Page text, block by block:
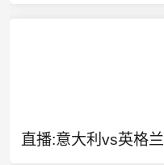
直播:意大利vs英格兰